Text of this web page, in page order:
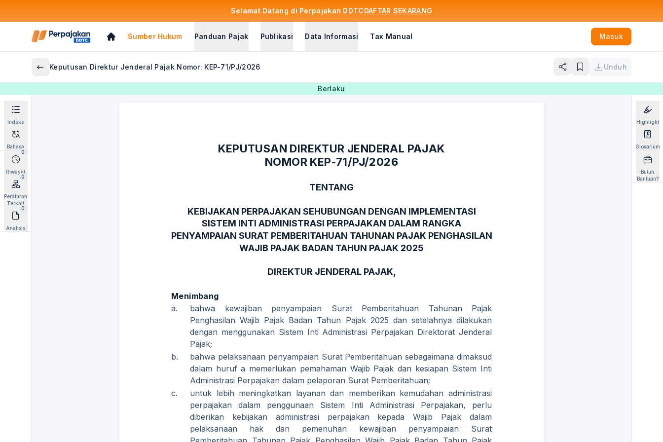
Selamat Datang di Perpajakan DDTCDAFTAR SEKARANG
Sumber Hukum Panduan Pajak Publikasi Data Informasi Tax Manual Masuk
Keputusan Direktur Jenderal Pajak Nomor: KEP-71/PJ/2026 Unduh
Berlaku
Indeks
Bahasa
0
Riwayat
0
Peraturan
Terkait
0
Analisis
KEPUTUSAN DIREKTUR JENDERAL PAJAK
NOMOR KEP-71/PJ/2026
TENTANG
KEBIJAKAN PERPAJAKAN SEHUBUNGAN DENGAN IMPLEMENTASI
SISTEM INTI ADMINISTRASI PERPAJAKAN DALAM RANGKA
PENYAMPAIAN SURAT PEMBERITAHUAN TAHUNAN PAJAK PENGHASILAN
WAJIB PAJAK BADAN TAHUN PAJAK 2025
DIREKTUR JENDERAL PAJAK,
Menimbang
a.
bahwa kewajiban penyampaian Surat Pemberitahuan Tahunan Pajak
Penghasilan Wajib Pajak Badan Tahun Pajak 2025 dan setelahnya dilakukan
dengan menggunakan Sistem Inti Administrasi Perpajakan Direktorat Jenderal
Pajak;
b.
bahwa pelaksanaan penyampaian Surat Pemberitahuan sebagaimana dimaksud
dalam huruf a memerlukan pemahaman Wajib Pajak dan kesiapan Sistem Inti
Administrasi Perpajakan dalam pelaporan Surat Pemberitahuan;
c.
untuk lebih meningkatkan layanan dan memberikan kemudahan administrasi
perpajakan dalam penggunaan Sistem Inti Administrasi Perpajakan, perlu
diberikan kebijakan administrasi perpajakan kepada Wajib Pajak dalam
pelaksanaan hak dan pemenuhan kewajiban penyampaian Surat
Highlight
Glosarium
Butuh
Bantuan?